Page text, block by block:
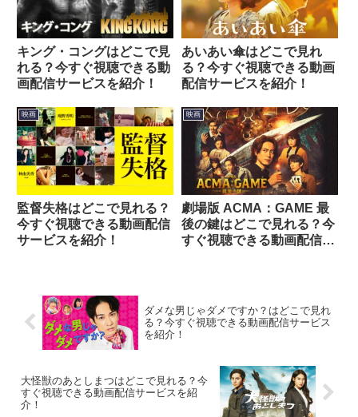
キング・コングはどこで見
れる？今すぐ視聴できる動
画配信サービスを紹介！
あいあい傘はどこで見れ
る？今すぐ視聴できる動画
配信サービスを紹介！
映画
監督失格はどこで見れる？
今すぐ視聴できる動画配信
サービスを紹介！
映画
劇場版 ACMA：GAME 最
後の鍵はどこで見れる？今
すぐ視聴できる動画配信サ
ダメな男じゃダメですか？はどこで見れ
る？今すぐ視聴できる動画配信サービス
を紹介！
大怪獣のあとしまつはどこで見れる？今
すぐ視聴できる動画配信サービスを紹
介！